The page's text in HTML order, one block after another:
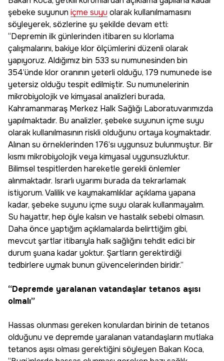
şebeke suyunun içme suyu olarak kullanılmamasını
söyleyerek, sözlerine şu şekilde devam etti:
“Depremin ilk günlerinden itibaren su klorlama
çalışmalarını, bakiye klor ölçümlerini düzenli olarak
yapıyoruz. Aldığımız bin 533 su numunesinden bin
354’ünde klor oranının yeterli olduğu, 179 numunede ise
yetersiz olduğu tespit edilmiştir. Su numunelerinin
mikrobiyolojik ve kimyasal analizleri burada,
Kahramanmaraş Merkez Halk Sağlığı Laboratuvarımızda
yapılmaktadır. Bu analizler, şebeke suyunun içme suyu
olarak kullanılmasının riskli olduğunu ortaya koymaktadır.
Alınan su örneklerinden 176’sı uygunsuz bulunmuştur. Bir
kısmı mikrobiyolojik veya kimyasal uygunsuzluktur.
Bilimsel tespitlerden hareketle gerekli önlemler
alınmaktadır. Israrlı uyarımı burada da tekrarlamak
istiyorum. Valilik ve kaymakamlıklar açıklama yapana
kadar, şebeke suyunu içme suyu olarak kullanmayalım.
Su hayattır, hep öyle kalsın ve hastalık sebebi olmasın.
Daha önce yaptığım açıklamalarda belirttiğim gibi,
mevcut şartlar itibarıyla halk sağlığını tehdit edici bir
durum şuana kadar yoktur. Şartların gerektirdiği
tedbirlere uymak bunun güvencelerinden biridir.”
“Depremde yaralanan vatandaşlar tetanos aşısı
olmalı”
Hassas olunması gereken konulardan birinin de tetanos
olduğunu ve depremde yaralanan vatandaşların mutlaka
tetanos aşısı olması gerektiğini söyleyen Bakan Koca,